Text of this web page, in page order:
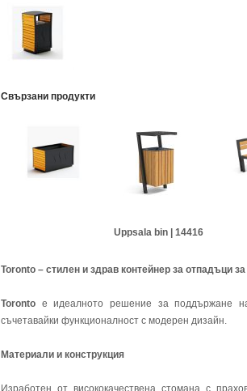
Свързани продукти
Uppsala bin | 14416
Toronto – стилен и здрав контейнер за отпадъци
Toronto е идеалното решение за поддържане
съчетавайки функционалност с модерен дизайн.
Материали и конструкция
Изработен от висококачествена стомана с